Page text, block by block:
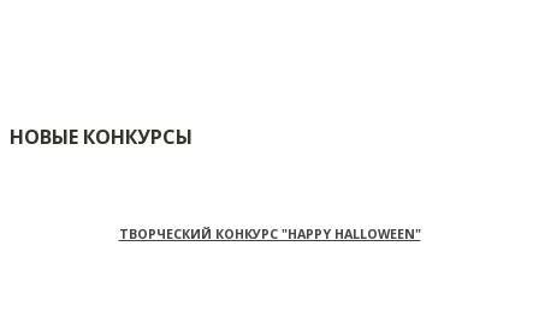
НОВЫЕ КОНКУРСЫ
ТВОРЧЕСКИЙ КОНКУРС "HAPPY HALLOWEEN"